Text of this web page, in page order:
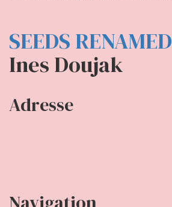
SEEDS RENAMED
Ines Doujak
Adresse